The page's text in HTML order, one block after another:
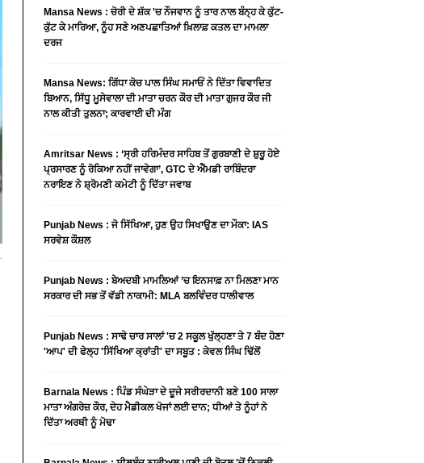
Mansa News : ਚੋਰੀ ਦੇ ਸ਼ੱਕ 'ਚ ਨੌਜਵਾਨ ਨੂੰ ਤਾਰ ਨਾਲ ਬੰਨ੍ਹ ਕੇ ਕੁੱਟ-
ਕੁੱਟ ਕੇ ਮਾਰਿਆ, ਨੂੰਹ ਸਣੇ ਅਣਪਛਾਤਿਆਂ ਖ਼ਿਲਾਫ਼ ਕਤਲ ਦਾ ਮਾਮਲਾ
ਦਰਜ
Mansa News: ਗਿੱਧਾ ਕੋਚ ਪਾਲ ਸਿੰਘ ਸਮਾਓਂ ਨੇ ਦਿੱਤਾ ਵਿਵਾਦਿਤ
ਬਿਆਨ, ਸਿੱਧੂ ਮੂਸੇਵਾਲਾ ਦੀ ਮਾਤਾ ਚਰਨ ਕੌਰ ਦੀ ਮਾਤਾ ਗੁਜਰ ਕੌਰ ਜੀ
ਨਾਲ ਕੀਤੀ ਤੁਲਨਾ; ਕਾਰਵਾਈ ਦੀ ਮੰਗ
Amritsar News : ‘ਸ੍ਰੀ ਹਰਿਮੰਦਰ ਸਾਹਿਬ ਤੋਂ ਗੁਰਬਾਣੀ ਦੇ ਸ਼ੁਰੂ ਹੋਏ
ਪ੍ਰਸਾਰਣ ਨੂੰ ਰੋਕਿਆ ਨਹੀਂ ਜਾਵੇਗਾ’, GTC ਦੇ ਐੱਮਡੀ ਰਾਬਿੰਦਰਾ
ਨਰਾਇਣ ਨੇ ਸ਼੍ਰੋਮਣੀ ਕਮੇਟੀ ਨੂੰ ਦਿੱਤਾ ਜਵਾਬ
Punjab News : ਜੋ ਸਿੱਖਿਆ, ਹੁਣ ਉਹ ਸਿਖਾਉਣ ਦਾ ਮੌਕਾ: IAS
ਸਰਵੇਸ਼ ਕੌਸ਼ਲ
Punjab News : ਬੇਅਦਬੀ ਮਾਮਲਿਆਂ ’ਚ ਇਨਸਾਫ਼ ਨਾ ਮਿਲਣਾ ਮਾਨ
ਸਰਕਾਰ ਦੀ ਸਭ ਤੋਂ ਵੱਡੀ ਨਾਕਾਮੀ: MLA ਬਲਵਿੰਦਰ ਧਾਲੀਵਾਲ
Punjab News : ਸਾਢੇ ਚਾਰ ਸਾਲਾਂ 'ਚ 2 ਸਕੂਲ ਖੁੱਲ੍ਹਣਾ ਤੇ 7 ਬੰਦ ਹੋਣਾ
'ਆਪ' ਦੀ ਫੇਲ੍ਹ 'ਸਿੱਖਿਆ ਕ੍ਰਾਂਤੀ' ਦਾ ਸਬੂਤ : ਕੇਵਲ ਸਿੰਘ ਢਿੱਲੋਂ
Barnala News : ਪਿੰਡ ਸੰਘੇੜਾ ਦੇ ਦੂਜੇ ਸਰੀਰਦਾਨੀ ਬਣੇ 100 ਸਾਲਾ
ਮਾਤਾ ਅੰਗਰੇਜ਼ ਕੌਰ, ਦੇਹ ਮੈਡੀਕਲ ਖੋਜਾਂ ਲਈ ਦਾਨ; ਧੀਆਂ ਤੇ ਨੂੰਹਾਂ ਨੇ
ਦਿੱਤਾ ਅਰਥੀ ਨੂੰ ਮੋਢਾ